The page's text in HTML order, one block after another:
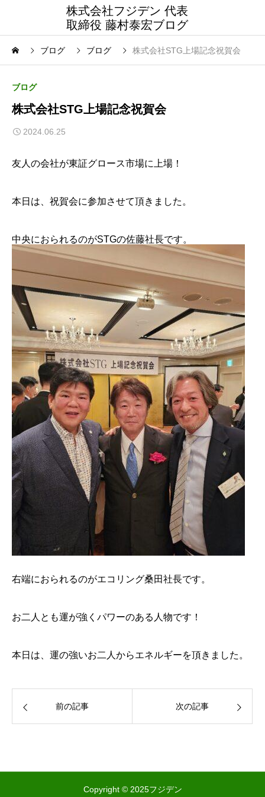
株式会社フジデン 代表
取締役 藤村泰宏ブログ
ブログ ブログ 株式会社STG上場記念祝賀会
ブログ
株式会社STG上場記念祝賀会
2024.06.25
友人の会社が東証グロース市場に上場！
本日は、祝賀会に参加させて頂きました。
中央におられるのがSTGの佐藤社長です。
右端におられるのがエコリング桑田社長です。
お二人とも運が強くパワーのある人物です！
本日は、運の強いお二人からエネルギーを頂きました。
前の記事 次の記事
Copyright © 2025フジデン